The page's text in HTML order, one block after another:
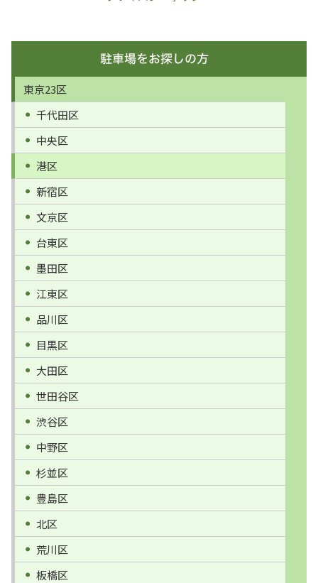
東京23区
千代田区
中央区
港区
新宿区
文京区
台東区
墨田区
江東区
品川区
目黒区
大田区
世田谷区
渋谷区
中野区
杉並区
豊島区
北区
荒川区
板橋区